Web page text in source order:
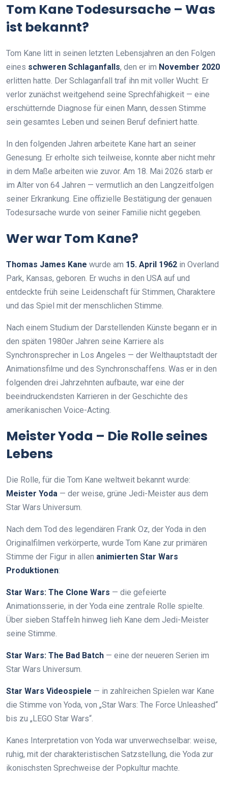
Tom Kane Todesursache – Was
ist bekannt?
Tom Kane litt in seinen letzten Lebensjahren an den Folgen
eines schweren Schlaganfalls, den er im November 2020
erlitten hatte. Der Schlaganfall traf ihn mit voller Wucht: Er
verlor zunächst weitgehend seine Sprechfähigkeit — eine
erschütternde Diagnose für einen Mann, dessen Stimme
sein gesamtes Leben und seinen Beruf definiert hatte.
In den folgenden Jahren arbeitete Kane hart an seiner
Genesung. Er erholte sich teilweise, konnte aber nicht mehr
in dem Maße arbeiten wie zuvor. Am 18. Mai 2026 starb er
im Alter von 64 Jahren — vermutlich an den Langzeitfolgen
seiner Erkrankung. Eine offizielle Bestätigung der genauen
Todesursache wurde von seiner Familie nicht gegeben.
Wer war Tom Kane?
Thomas James Kane wurde am 15. April 1962 in Overland
Park, Kansas, geboren. Er wuchs in den USA auf und
entdeckte früh seine Leidenschaft für Stimmen, Charaktere
und das Spiel mit der menschlichen Stimme.
Nach einem Studium der Darstellenden Künste begann er in
den späten 1980er Jahren seine Karriere als
Synchronsprecher in Los Angeles — der Welthauptstadt der
Animationsfilme und des Synchronschaffens. Was er in den
folgenden drei Jahrzehnten aufbaute, war eine der
beeindruckendsten Karrieren in der Geschichte des
amerikanischen Voice-Acting.
Meister Yoda – Die Rolle seines
Lebens
Die Rolle, für die Tom Kane weltweit bekannt wurde:
Meister Yoda — der weise, grüne Jedi-Meister aus dem
Star Wars Universum.
Nach dem Tod des legendären Frank Oz, der Yoda in den
Originalfilmen verkörperte, wurde Tom Kane zur primären
Stimme der Figur in allen animierten Star Wars
Produktionen:
Star Wars: The Clone Wars — die gefeierte
Animationsserie, in der Yoda eine zentrale Rolle spielte.
Über sieben Staffeln hinweg lieh Kane dem Jedi-Meister
seine Stimme.
Star Wars: The Bad Batch — eine der neueren Serien im
Star Wars Universum.
Star Wars Videospiele — in zahlreichen Spielen war Kane
die Stimme von Yoda, von „Star Wars: The Force Unleashed“
bis zu „LEGO Star Wars“.
Kanes Interpretation von Yoda war unverwechselbar: weise,
ruhig, mit der charakteristischen Satzstellung, die Yoda zur
ikonischsten Sprechweise der Popkultur machte.